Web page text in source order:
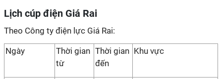
Lịch cúp điện Giá Rai
Theo Công ty điện lực Giá Rai:
Ngày
Thời gian
từ
Thời gian
đến
Khu vực